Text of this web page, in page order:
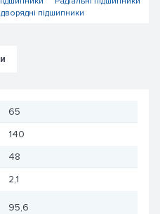
підшипники
65
140
48
2,1
95,6